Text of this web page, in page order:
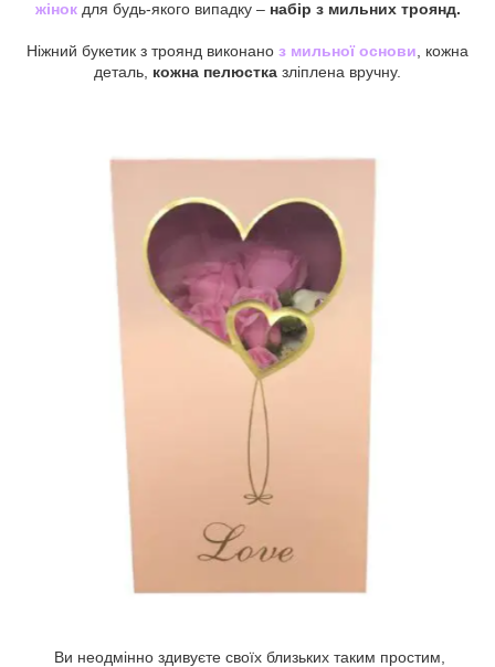
жінок для будь-якого випадку – набір з мильних троянд.
Ніжний букетик з троянд виконано з мильної основи , кожна
деталь, кожна пелюстка зліплена вручну.
Ви неодмінно здивуєте своїх близьких таким простим,